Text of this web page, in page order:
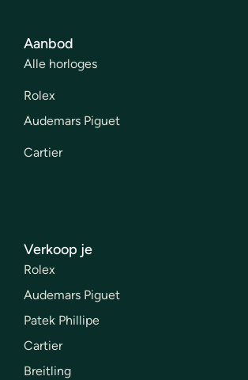
Aanbod
Alle horloges
Rolex
Audemars Piguet
Cartier
Verkoop je
Rolex
Audemars Piguet
Patek Phillipe
Cartier
Breitling